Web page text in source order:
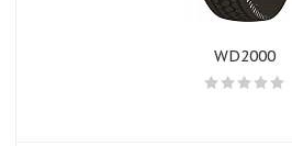
WD2000